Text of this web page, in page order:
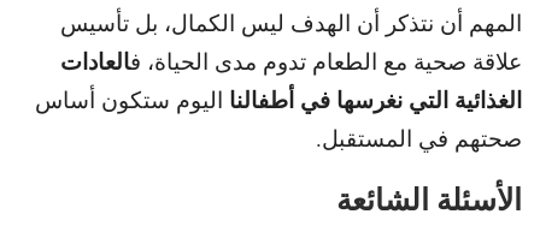
المهم أن نتذكر أن الهدف ليس الكمال، بل تأسيس
علاقة صحية مع الطعام تدوم مدى الحياة، فالعادات
الغذائية التي نغرسها في أطفالنا اليوم ستكون أساس
صحتهم في المستقبل.
الأسئلة الشائعة